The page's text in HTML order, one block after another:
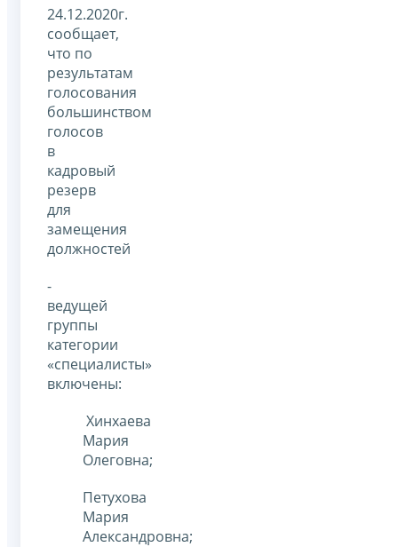
24.12.2020г.
сообщает,
что по
результатам
голосования
большинством
голосов
в
кадровый
резерв
для
замещения
должностей
-
ведущей
группы
категории
«специалисты»
включены:
Хинхаева
Мария
Олеговна;
Петухова
Мария
Александровна;